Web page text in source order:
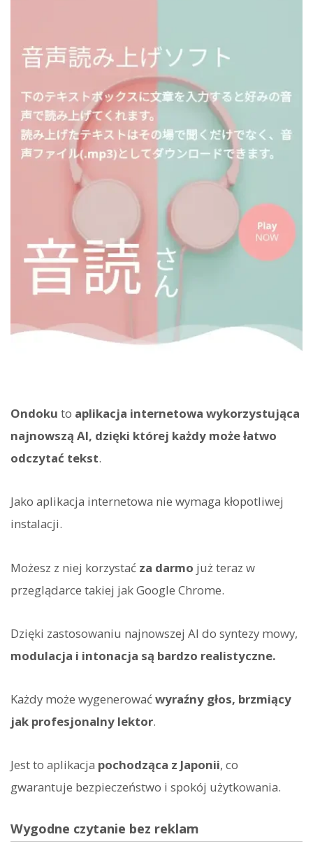
Ondoku to aplikacja internetowa wykorzystująca
najnowszą AI, dzięki której każdy może łatwo
odczytać tekst.
Jako aplikacja internetowa nie wymaga kłopotliwej
instalacji.
Możesz z niej korzystać za darmo już teraz w
przeglądarce takiej jak Google Chrome.
Dzięki zastosowaniu najnowszej AI do syntezy mowy,
modulacja i intonacja są bardzo realistyczne.
Każdy może wygenerowaćwyraźny głos, brzmiący
jak profesjonalny lektor.
Jest to aplikacja pochodząca z Japonii, co
gwarantuje bezpieczeństwo i spokój użytkowania.
Wygodne czytanie bez reklam